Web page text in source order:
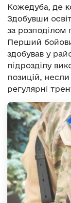
Кожедуба, де
Здобувши
за розподілом
Перший
здобував у
підрозділу
позицій,
регулярні